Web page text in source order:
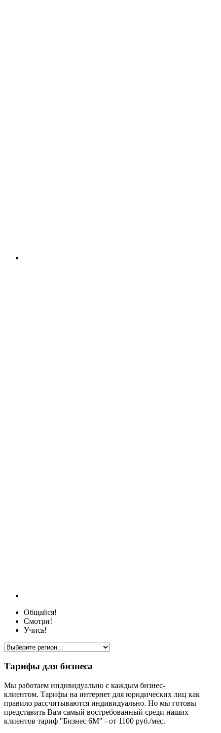
Общайся!
Смотри!
Учись!
Тарифы для бизнеса
Мы работаем индивидуально с каждым бизнес-
клиентом. Тарифы на интернет для юридических лиц как
правило рассчитываются индивидуально. Но мы готовы
представить Вам самый востребованный среди наших
клиентов тариф "Бизнес 6М" - от 1100 руб./мес.